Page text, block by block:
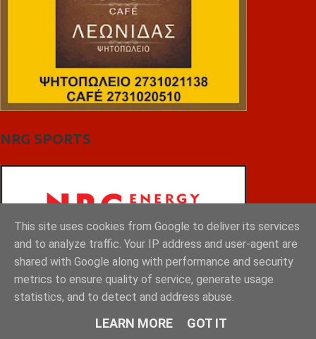
NRG SPORTS
This site uses cookies from Google to deliver its services
and to analyze traffic. Your IP address and user-agent are
shared with Google along with performance and security
metrics to ensure quality of service, generate usage
statistics, and to detect and address abuse.
LEARN MORE GOT IT